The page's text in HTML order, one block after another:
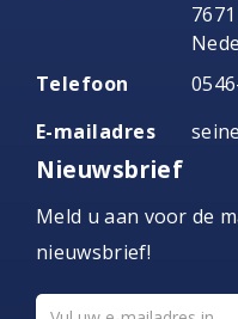
Telefoon
E-mailadres
Nieuwsbrief
Meld u aan voor de
nieuwsbrief!